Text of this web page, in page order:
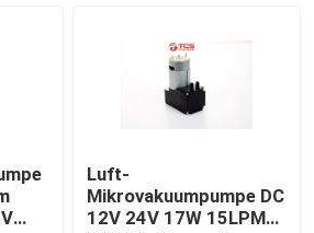
Luft-
Mikrovakuumpumpe DC
12V 24V 17W 15LPM